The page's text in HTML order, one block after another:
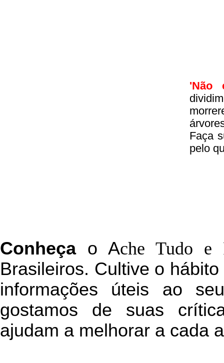
'Não
Faça
pelo
Conheçao Ache Tudo e
Brasileiros. Cultive o
informações úteis ao
gostamos de suas
ajudam a melhorar a cada